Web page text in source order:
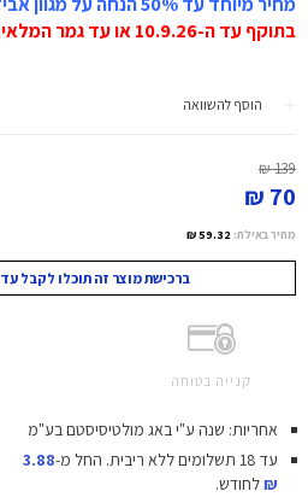
בתוקף עד ה-10.9.26 או עד גמר המלאי, המוקדם שמביניהם!
הוסף להשוואה
139 ₪
70 ₪
מחיר באילת: 59.32 ₪
ברכישת מוצר זה תוכלו לקבל עד 70 נקודות מועדון!
קנייה בטוחה
אחריות: שנה ע"י באג מולטיסיסטם בע"מ
עד 18 תשלומים ללא ריבית.
החל מ-3.88
₪לחודש.